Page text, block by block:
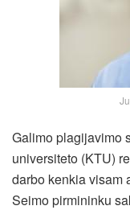
Galimo plagijavimo
universiteto (KTU)
darbo kenkia visam
Seimo pirmininku